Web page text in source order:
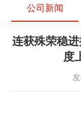
公司新闻
连获殊荣稳
度